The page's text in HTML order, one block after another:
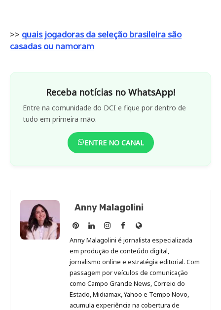
>> quais jogadoras da seleção brasileira são
casadas ou namoram
Receba notícias no WhatsApp!
Entre na comunidade do DCI e fique por dentro de
tudo em primeira mão.
ENTRE NO CANAL
Anny Malagolini
Anny
Malagolini
no
Pinterest
Anny
Malagolini
no
LinkedIn
Anny
Malagolini
no
Instagram
Anny
Malagolini
no
Facebook
Site
de
Anny
Malagolini
Anny Malagolini é jornalista especializada
em produção de conteúdo digital,
jornalismo online e estratégia editorial. Com
passagem por veículos de comunicação
como Campo Grande News, Correio do
Estado, Midiamax, Yahoo e Tempo Novo,
acumula experiência na cobertura de